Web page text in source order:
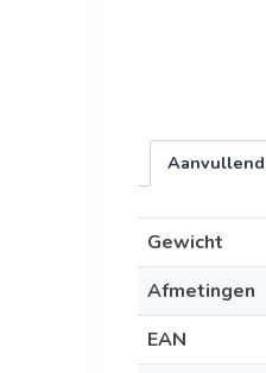
Gewicht
Afmetingen
EAN